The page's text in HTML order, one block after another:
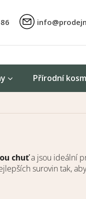
Přírodní
chuťa jsou ideální
surovin tak,